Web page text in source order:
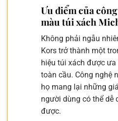
Ưu điểm của
màu túi xách
Không phải ngẫu
Kors trở thành một
hiệu túi xách được
toàn cầu. Công nghệ
họ mang lại những
người dùng có thể dễ
được.